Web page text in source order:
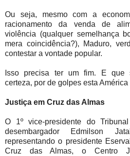
Ou seja, mesmo com a
racionamento da venda de
violência (qualquer semelhança
mera coincidência?), Maduro,
contestar a vontade popular.
Isso precisa ter um fim. E que
certeza, por de golpes esta
Justiça em Cruz das Almas
O 1º vice-presidente do
desembargador Edmilson
representando o presidente
Cruz das Almas, o Centro